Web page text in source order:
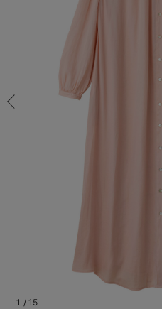
マタニティ パンツ
マタニティ スカート
マタニティ アウター（コート）・ママ
マタニティ ショーツ
妊婦帯・腹帯・産前ガードル
マタニティ 授乳 キャミソール
産褥ショーツ
骨盤・マタニティベルト （妊娠中・産
マタニティ オフィス 通勤服
マタニティ ドレス（結婚式・お呼ばれ
マタニティ フォーマル パンツ・ボトム
マタニティレギンス
【アウトレット】トップス・授乳トッ
【アウトレット】ボトムス
【アウトレット】パジャマ
【アウトレット】インナー
見えてもカワイイ
冷房対策
快適機能ウェア特集 トップス
快適機能ウェア特集 パジャマ
再入荷｜アウター
1 / 15
フリー/残り1点